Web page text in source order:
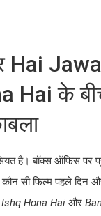
Hai
Hai के
है। बॉक्स ऑफिस पर
कौन सी फिल्म पहले दिन
Hona Hai और